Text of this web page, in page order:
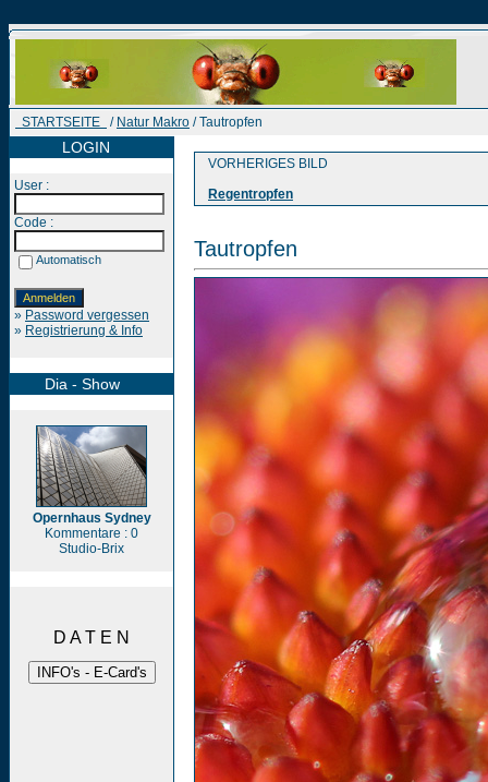
STARTSEITE / Natur Makro / Tautropfen
LOGIN
User :
Code :
Automatisch
» Password vergessen
» Registrierung & Info
Dia - Show
Opernhaus Sydney
Kommentare : 0
Studio-Brix
D A T E N
VORHERIGES BILD
Regentropfen
Tautropfen